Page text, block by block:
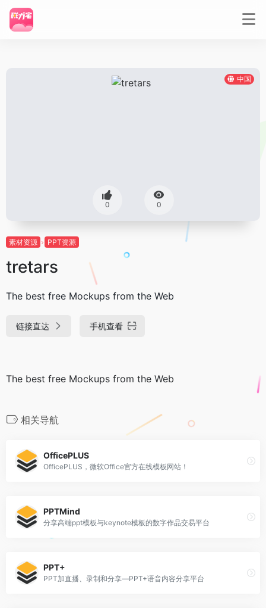
中国
0 0
素材资源 PPT资源
tretars
The best free Mockups from the Web
链接直达 手机查看
The best free Mockups from the Web
相关导航
OfficePLUS
OfficePLUS，微软Office官方在线模板网站！
PPTMind
分享高端ppt模板与keynote模板的数字作品交易平台
PPT+
PPT加直播、录制和分享—PPT+语音内容分享平台